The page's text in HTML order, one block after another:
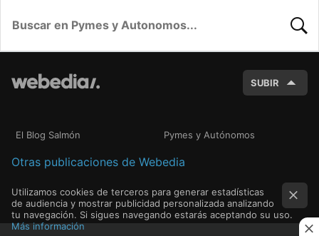
SUBIR
El Blog Salmón Pymes y Autónomos
Otras publicaciones de Webedia
Utilizamos cookies de terceros para generar estadísticas
de audiencia y mostrar publicidad personalizada analizando
tu navegación. Si sigues navegando estarás aceptando su uso.
Más información